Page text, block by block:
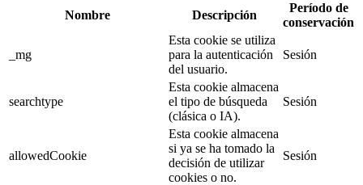
Nombre Descripción
Período de
conservación
_mg
Esta cookie se utiliza
para la autenticación
del usuario.
Sesión
searchtype
Esta cookie almacena
el tipo de búsqueda
(clásica o IA).
Sesión
allowedCookie
Esta cookie almacena
si ya se ha tomado la
decisión de utilizar
cookies o no.
Sesión